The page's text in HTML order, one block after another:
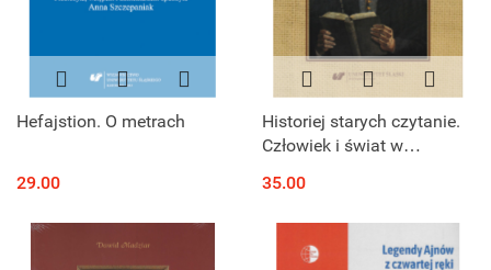
Hefajstion. O metrach
29.00
Historiej starych czytanie.
Człowiek i świat w
Dziejopisie żywieckim
35.00